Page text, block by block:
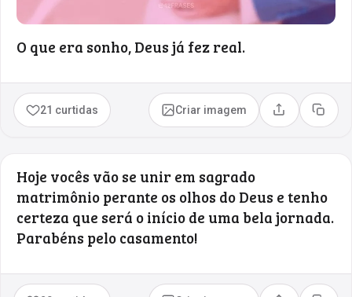
O que era sonho, Deus já fez real.
21 curtidas Criar imagem Compartilhar
Copiar
Hoje vocês vão se unir em sagrado
matrimônio perante os olhos do Deus e tenho
certeza que será o início de uma bela jornada.
Parabéns pelo casamento!